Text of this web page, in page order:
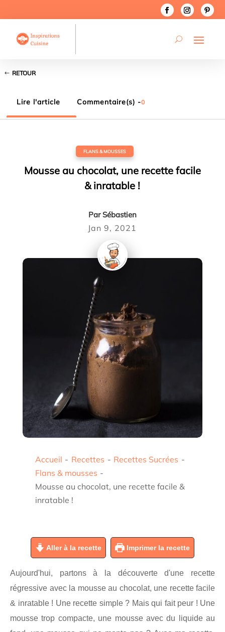
RETOUR
Lire l'article Commentaire(s) -0
FLANS & MOUSSES
Mousse au chocolat, une recette facile
& inratable !
ParSébastien
Jan 9, 2021
Accueil - Recettes - Recettes Sucrées -
Flans & mousses -
Mousse au chocolat, une recette facile &
inratable !
Aller à la recette Imprimer la recette
Aujourd'hui, partons à la découverte d'une recette
régressive avec la mousse au chocolat, une recette facile
& inratable ! Une recette simple ? Mais qui fait peur ! Une
mousse trop compacte, une mousse avec du liquide au